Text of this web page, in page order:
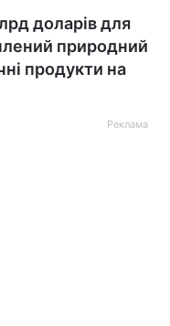
доларів для
природний
продукти на
Реклама